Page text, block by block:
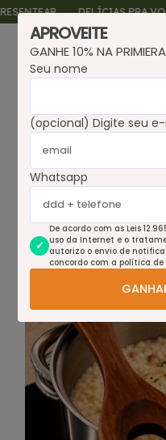
DELÍCIAS PRA VOCÊ
APROVEITE
GANHE 10% NA
Seu nome
(opcional) Digite seu
Whatsapp
De acordo com as Leis
uso da Internet e o
autorizo o envio de
concordo com a política